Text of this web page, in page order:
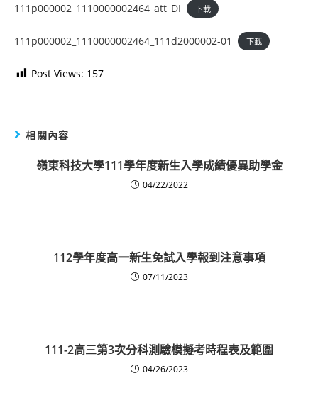
111p000002_1110000002464_att_DI 下載
111p000002_1110000002464_111d2000002-01 下載
Post Views: 157
相關內容
嶺東科技大學111學年度新生入學成績優異助學金
04/22/2022
112學年度高一新生免試入學報到注意事項
07/11/2023
111-2高三第3次分科測驗模擬考時程表及範圍
04/26/2023